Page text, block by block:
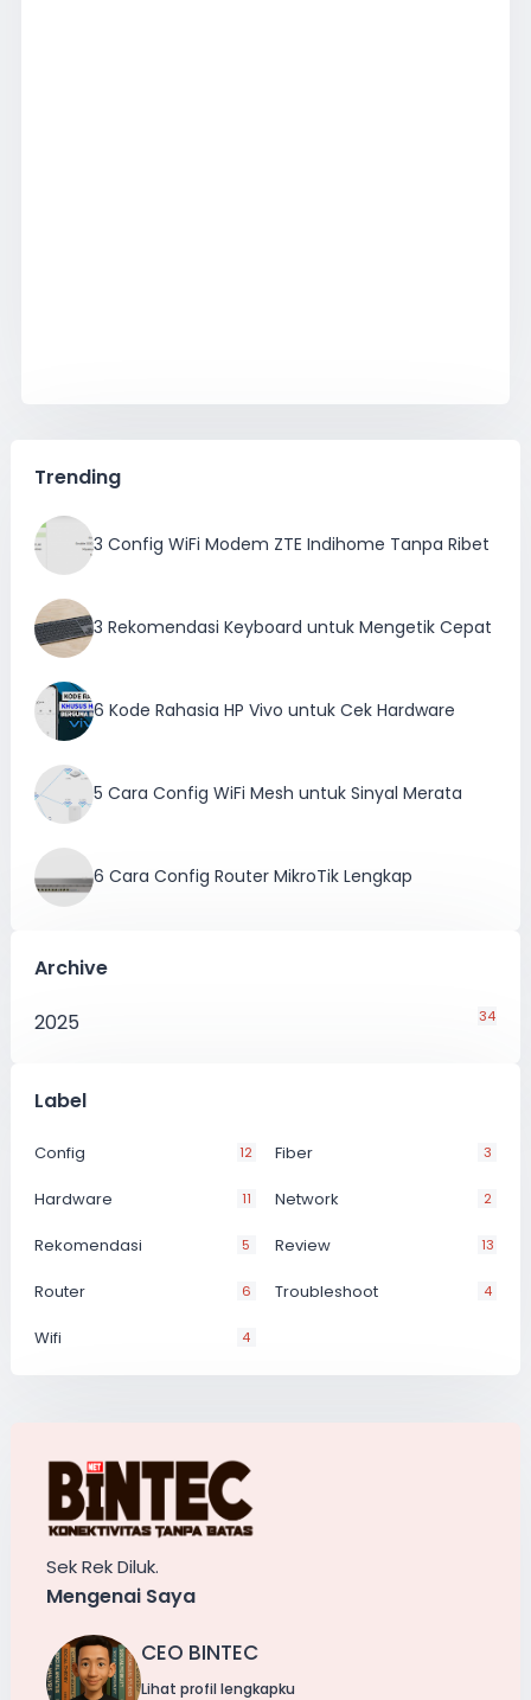
Trending
3 Config WiFi Modem ZTE Indihome Tanpa Ribet
3 Rekomendasi Keyboard untuk Mengetik Cepat
6 Kode Rahasia HP Vivo untuk Cek Hardware
5 Cara Config WiFi Mesh untuk Sinyal Merata
6 Cara Config Router MikroTik Lengkap
Archive
2025
34
Label
Config 12 Fiber 3
Hardware 11 Network 2
Rekomendasi 5 Review 13
Router 6 Troubleshoot 4
Wifi 4
Sek Rek Diluk.
Mengenai Saya
CEO BINTEC
Lihat profil lengkapku